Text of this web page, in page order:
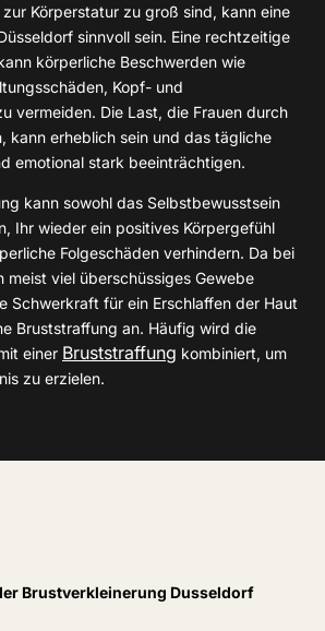
zur Körperstatur zu groß sind, kann eine
sinnvoll sein. Eine rechtzeitige
körperliche Beschwerden wie
Kopf- und
vermeiden. Die Last, die Frauen durch
kann erheblich sein und das tägliche
emotional stark beeinträchtigen.
kann sowohl das Selbstbewusstsein
Ihr wieder ein positives Körpergefühl
Folgeschäden verhindern. Da bei
meist viel überschüssiges Gewebe
Schwerkraft für ein Erschlaffen der Haut
Bruststraffung an. Häufig wird die
einer Bruststraffung kombiniert, um
zu erzielen.
Brustverkleinerung Dusseldorf